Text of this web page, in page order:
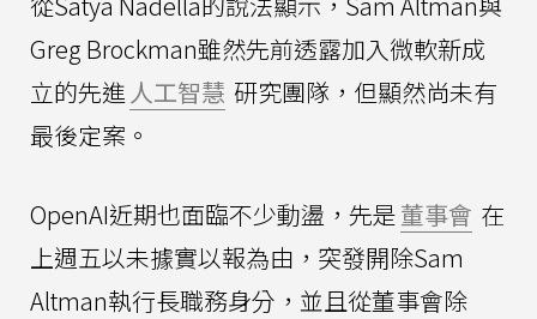
Greg Brockman雖然先前透露加入微軟新成
立的先進 人工智慧 研究團隊，但顯然尚未有
最後定案。
OpenAI近期也面臨不少動盪，先是董事會 在
上週五以未據實以報為由，突發開除Sam
Altman執行長職務身分，並且從董事會除